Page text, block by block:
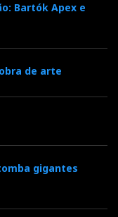
Bartók Apex e
de arte
gigantes